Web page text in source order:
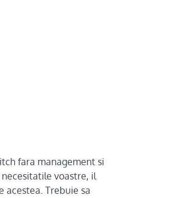
fara management si
voastre, il
acestea. Trebuie sa